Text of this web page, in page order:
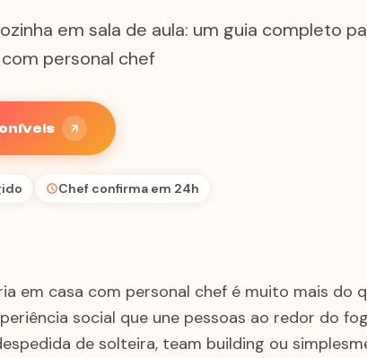
em sala de aula: um guia completo
personal chef
Chef confirma em 24h
em casa com personal chef é muito mais do
social que une pessoas ao redor do
de solteira, team building ou